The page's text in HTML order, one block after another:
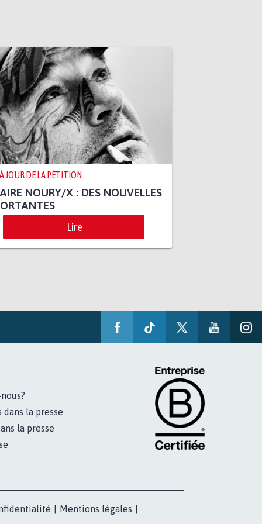
JOUR DE LA PÉTITION
NOURY/X : DES NOUVELLES
Lire
dans la presse
la presse
Mentions légales